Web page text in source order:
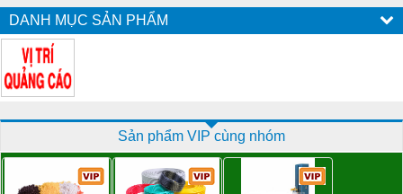
DANH MỤC SẢN PHẨM
Sản phẩm VIP cùng nhóm